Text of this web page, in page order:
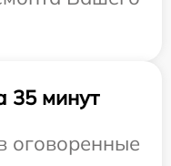
35 минут
оговоренные